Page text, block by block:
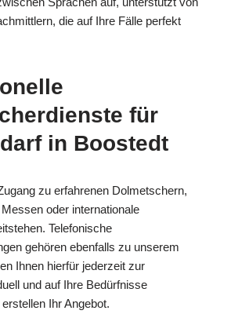
die auf Ihre Fälle perfekt
für
in Boostedt
zu erfahrenen Dolmetschern,
oder internationale
Telefonische
gehören ebenfalls zu unserem
Ihnen hierfür jederzeit zur
und auf Ihre Bedürfnisse
Ihr Angebot.